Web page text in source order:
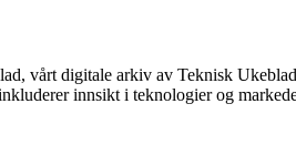
vårt digitale arkiv av Teknisk
innsikt i teknologier og